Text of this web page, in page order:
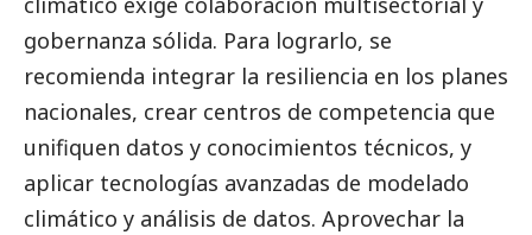
gobernanza sólida. Para lograrlo, se
recomienda integrar la resiliencia en los planes
nacionales, crear centros de competencia que
unifiquen datos y conocimientos técnicos, y
aplicar tecnologías avanzadas de modelado
climático y análisis de datos. Aprovechar la